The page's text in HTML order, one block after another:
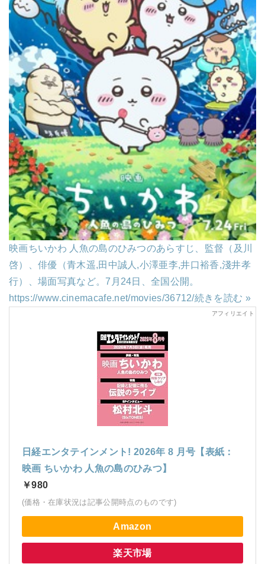
映画ちいかわ 人魚の島のひみつのあらすじ、監督（及川
啓）、俳優（青木遥,田中誠人,小澤亜李,井口裕香,淺井孝
行）、場面写真など。7月24日、全国公開。
https://www.cinemacafe.net/movies/36712/続きを読む »
日経エンタテインメント! 2026年 8 月号【表紙：
映画 ちいかわ 人魚の島のひみつ】
￥980
(価格・在庫状況は記事公開時点のものです)
Amazon
楽天市場